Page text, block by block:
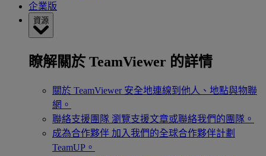
企業版
資源
瞭解關於 TeamViewer 的詳情
關於 TeamViewer 安全地連線到他人、地點與物聯
網。
聯絡支援團隊 瀏覽支援文章或聯絡我們的團隊。
成為合作夥伴 加入我們的全球合作夥伴計劃
TeamUP。